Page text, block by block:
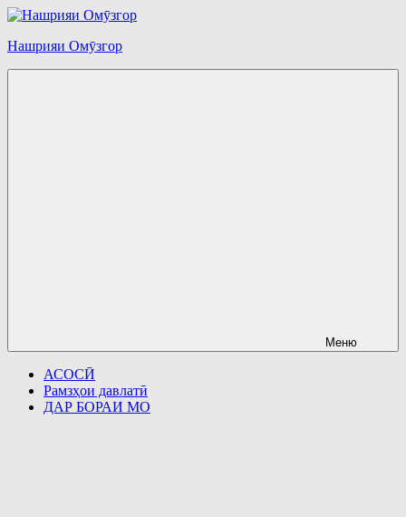
Перейти
содержимому
Нашрияи Омӯзгор
Меню
АСОСӢ
Рамзҳои давлатӣ
ДАР БОРАИ МО